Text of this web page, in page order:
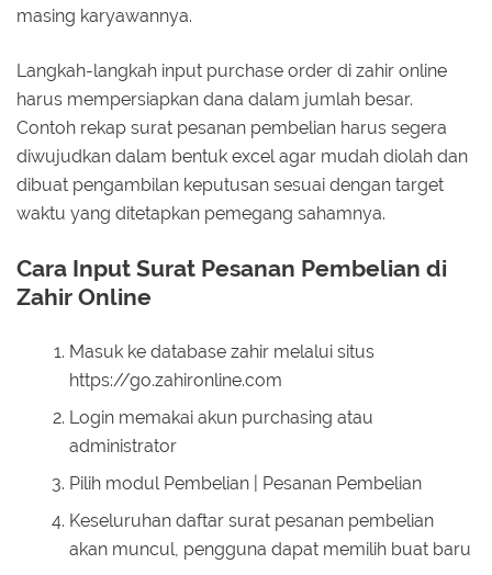
masing karyawannya.
Langkah-langkah input purchase order di zahir online
harus mempersiapkan dana dalam jumlah besar.
Contoh rekap surat pesanan pembelian harus segera
diwujudkan dalam bentuk excel agar mudah diolah dan
dibuat pengambilan keputusan sesuai dengan target
waktu yang ditetapkan pemegang sahamnya.
Cara Input Surat Pesanan Pembelian di
Zahir Online
Masuk ke database zahir melalui situs
https://go.zahironline.com
Login memakai akun purchasing atau
administrator
Pilih modul Pembelian | Pesanan Pembelian
Keseluruhan daftar surat pesanan pembelian
akan muncul, pengguna dapat memilih buat baru